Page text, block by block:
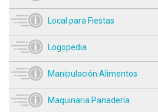
Local para Fiestas
Logopedia
Manipulación Alimentos
Maquinaria Panadería